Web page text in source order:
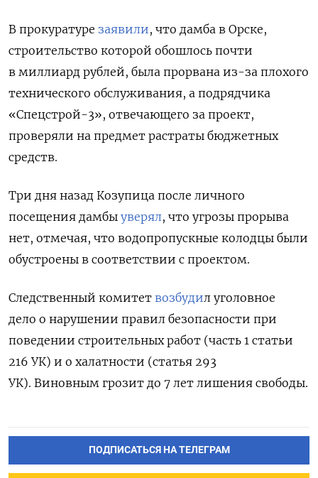
В прокуратуре заявили, что дамба в Орске,
строительство которой обошлось почти
в миллиард рублей, была прорвана из-за плохого
технического обслуживания, а подрядчика
«Спецстрой-3», отвечающего за проект,
проверяли на предмет растраты бюджетных
средств.
Три дня назад Козупица после личного
посещения дамбы уверял, что угрозы прорыва
нет, отмечая, что водопропускные колодцы были
обустроены в соответствии с проектом.
Следственный комитет возбудил уголовное
дело о нарушении правил безопасности при
поведении строительных работ (часть 1 статьи
216 УК) и о халатности (статья 293
УК). Виновным грозит до 7 лет лишения свободы.
ПОДПИСАТЬСЯ НА ТЕЛЕГРАМ